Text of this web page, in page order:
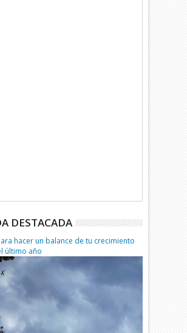
DESTACADA
hacer un balance de tu crecimiento
último año